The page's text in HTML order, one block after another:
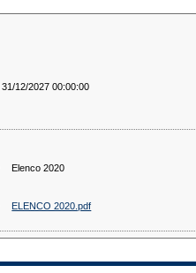
12/2027 00:00:00
Elenco 2020
ELENCO 2020.pdf